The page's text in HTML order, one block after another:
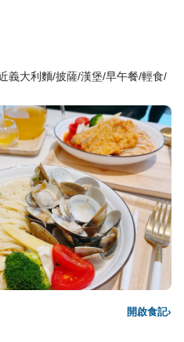
義大利麵/披薩/漢堡/早午餐/輕食/
開啟食記›